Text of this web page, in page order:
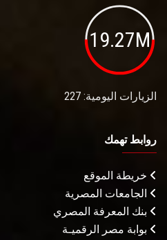
19.27M
الزيارات اليومية: 227
روابط تهمك
خريطة الموقع
الجامعات المصرية
بنك المعرفة المصري
بوابة مصر الرقميـة